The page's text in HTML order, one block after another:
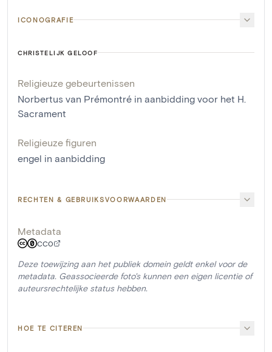
ICONOGRAFIE
CHRISTELIJK GELOOF
Religieuze gebeurtenissen
Norbertus van Prémontré in aanbidding voor het H.
Sacrament
Religieuze figuren
engel in aanbidding
RECHTEN & GEBRUIKSVOORWAARDEN
Metadata
CC0
Deze toewijzing aan het publiek domein geldt enkel voor de
metadata. Geassocieerde foto's kunnen een eigen licentie of
auteursrechtelijke status hebben.
HOE TE CITEREN